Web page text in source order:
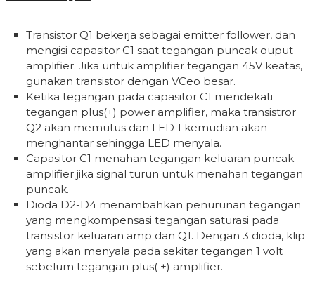
Transistor Q1 bekerja sebagai emitter follower, dan
mengisi capasitor C1 saat tegangan puncak ouput
amplifier. Jika untuk amplifier tegangan 45V keatas,
gunakan transistor dengan VCeo besar.
Ketika tegangan pada capasitor C1 mendekati
tegangan plus(+) power amplifier, maka transistror
Q2 akan memutus dan LED 1 kemudian akan
menghantar sehingga LED menyala.
Capasitor C1 menahan tegangan keluaran puncak
amplifier jika signal turun untuk menahan tegangan
puncak.
Dioda D2-D4 menambahkan penurunan tegangan
yang mengkompensasi tegangan saturasi pada
transistor keluaran amp dan Q1. Dengan 3 dioda, klip
yang akan menyala pada sekitar tegangan 1 volt
sebelum tegangan plus( +) amplifier.